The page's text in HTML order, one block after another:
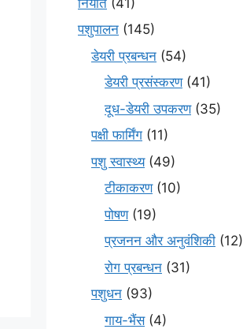
पशुपालन (145)
डेयरी प्रबन्धन (54)
डेयरी प्रसंस्करण(41)
दूध-डेयरी उपकरण(35)
पक्षी फार्मिंग (11)
पशु स्वास्थ्य(49)
टीकाकरण(10)
पोषण(19)
प्रजनन और अनुवंशिकी (12)
रोग प्रबन्धन (31)
पशुधन (93)
गाय-भैंस(4)